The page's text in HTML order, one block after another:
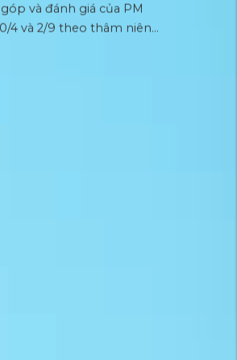
và đánh giá của PM
4 và 2/9 theo thâm niên...